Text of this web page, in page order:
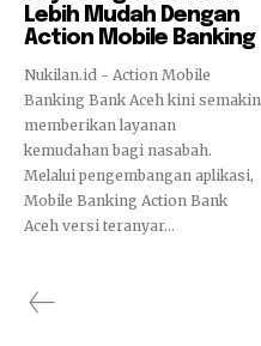
Lebih Mudah Dengan
Action Mobile Banking
Nukilan.id - Action Mobile
Banking Bank Aceh kini semakin
memberikan layanan
kemudahan bagi nasabah.
Melalui pengembangan aplikasi,
Mobile Banking Action Bank
Aceh versi teranyar...